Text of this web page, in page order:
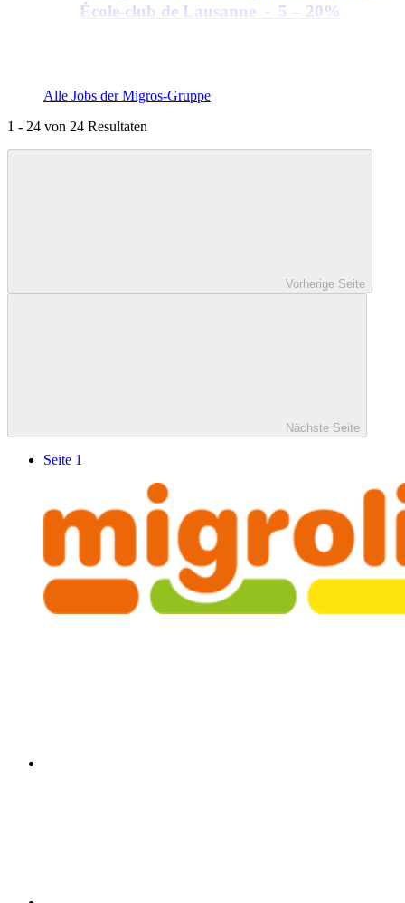
École-club de Lausanne ‧ 5 – 20%
Alle Jobs der Migros-Gruppe
1 - 24 von 24 Resultaten
Vorherige Seite
Nächste Seite
Seite 1